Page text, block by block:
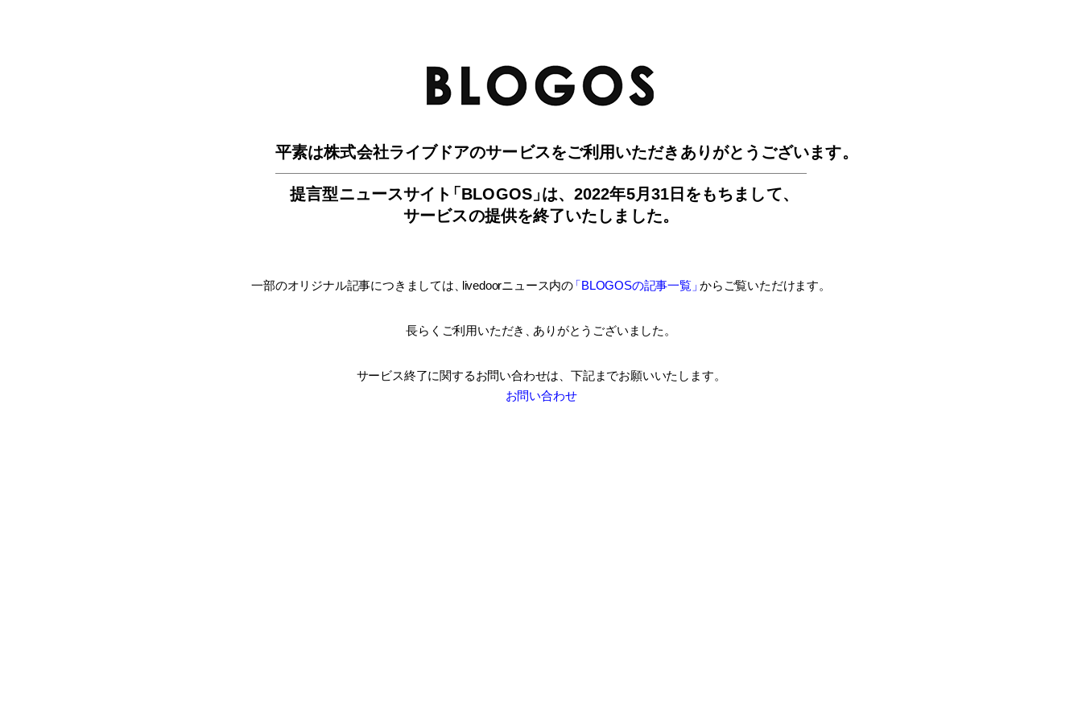
平素は株式会社ライブドアのサービスをご利用いただきありがとうございます。
提言型ニュースサイ ト「BLOGOS」は、2022年5月31日をもちまして、
サービスの提供を終了いたしました。
一部のオリジナル記事につきましては livedoorニュース内の「BLOGOSの記事一覧」 からご覧いただけます。
長らくご利用いただき ありがとうございました。
サービス終了に関するお問い合わせは、 下記までお願いいたします。
お問い合わせ